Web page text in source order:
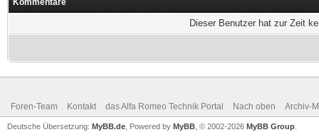
Kommentare
Dieser Benutzer hat zur Zeit
Foren-Team Kontakt das Alfa Romeo Technik Portal Nach oben Archiv-
Deutsche Übersetzung: MyBB.de , Powered by MyBB , © 2002-2026 MyBB Group